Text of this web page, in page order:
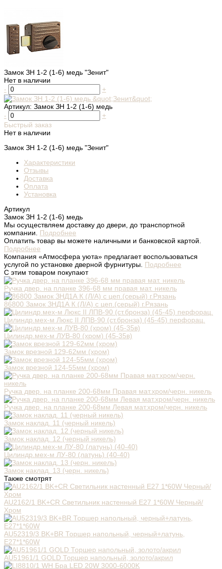
Замок ЗН 1-2 (1-6) медь "Зенит"
Нет в наличии
-
+
Артикул: Замок ЗН 1-2 (1-6) медь
-
+
Быстрый заказ
Нет в наличии
Замок ЗН 1-2 (1-6) медь "Зенит"
Характеристики
Отзывы
Доставка
Оплата
Установка
Артикул
Замок ЗН 1-2 (1-6) медь
Мы осуществляем доставку до двери, до транспортной
компании. Подробнее
Оплатить товар вы можете наличными и банковской картой.
Подробнее
Компания «Атмосфера уюта» предлагает воспользоваться
услугой по установке дверной фурнитуры. Подробнее
С этим товаром покупают
Ручка двер. на планке 396-68 мм правая мат. никель
86800 Замок ЗНД1А К (Л/А) с цеп.(серый) г.Рязань
Цилиндр.мех-м Люкс II ЛПВ-90 (ст.бронза) (45-45) перфорац.
Цилиндр.мех-м ЛУВ-80 (хром) (45-35в)
Замок врезной 129-62мм (хром)
Замок врезной 124-55мм (хром)
Ручка двер. на планке 200-68мм Правая мат.хром/черн. никель
Ручка двер. на планке 200-68мм Левая мат.хром/черн. никель
Замок наклад. 11 (черный никель)
Замок наклад. 12 (черный никель)
Цилиндр.мех-м ЛУ-80 (латунь) (40-40)
Замок наклад. 13 (черн. никель)
Также смотрят
AU2162/1 BK+CR Светильник настенный E27 1*60W Черный/
Хром
AU52319/3 BK+BR Торшер напольный, черный+латунь,
Е27*1*60W
AU51961/1 GOLD Торшер напольный, золото/акрил